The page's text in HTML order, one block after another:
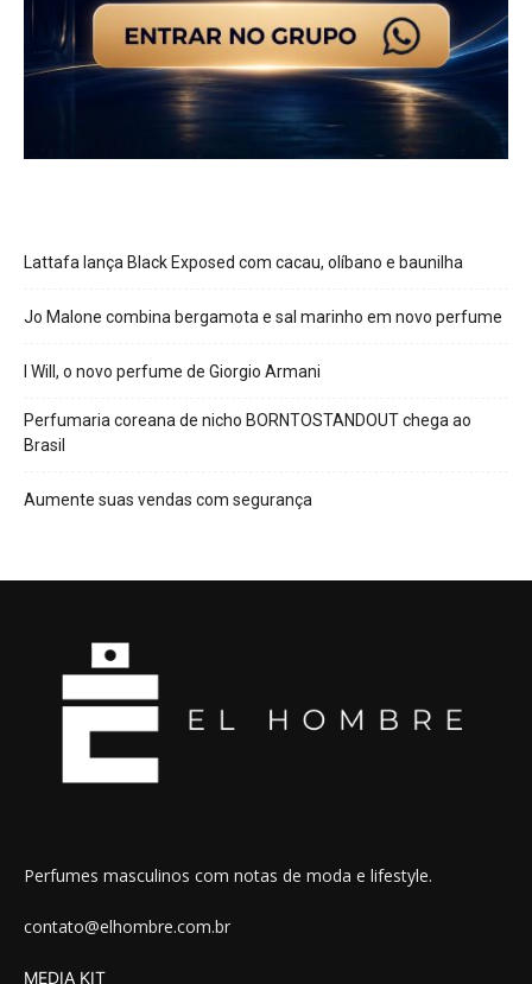
Lattafa lança Black Exposed com cacau, olíbano e baunilha
Jo Malone combina bergamota e sal marinho em novo perfume
I Will, o novo perfume de Giorgio Armani
Perfumaria coreana de nicho BORNTOSTANDOUT chega ao
Brasil
Aumente suas vendas com segurança
Perfumes masculinos com notas de moda e lifestyle.
contato@elhombre.com.br
MEDIA KIT